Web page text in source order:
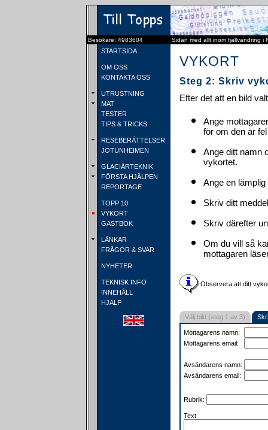
Besökare: 4983604 Sidan med allt inom fjällvandring i
STARTSIDA
OM OSS
KONTAKTA OSS
UTRUSTNING
MAT
TESTER
TIPS & TRICKS
RESEBERÄTTELSER
JOTUNHEIMEN
GLACIÄRTEKNIK
FÖRSTA HJÄLPEN
REPORTAGE
TOPP 10
VYKORT
GÄSTBOK
LÄNKAR
FRÅGOR & SVAR
NYHETER
TEKNISK INFO
INNEHÅLL
HJÄLP
VYKORT
Steg 2: Skriv
Efter det att en bild
Ange
för om den är
Ange ditt namn
vykortet.
Ange en lämplig
Skriv ditt
Skriv därefter
Om du vill så
mottagaren
Observera att ditt
Välj bild (steg 1 av 3)
Mottagarens namn:
Mottagarens email:
Avsändarens namn:
Avsändarens email:
Rubrik:
Text